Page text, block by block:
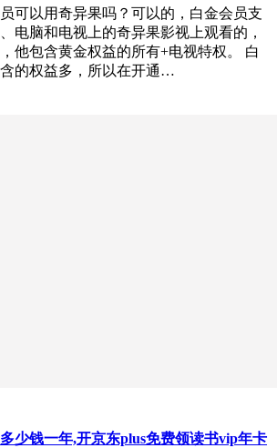
可以用奇异果吗？可以的，白金会员支
电脑和电视上的奇异果影视上观看的，
他包含黄金权益的所有+电视特权。 白
的权益多，所以在开通…
少钱一年,开京东plus免费领读书vip年卡